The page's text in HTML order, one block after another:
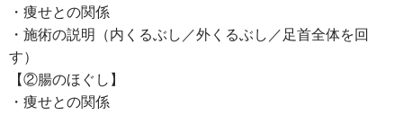
・痩せとの関係
・施術の説明（内くるぶし／外くるぶし／足首全体を回
す）
【②腸のほぐし】
・痩せとの関係